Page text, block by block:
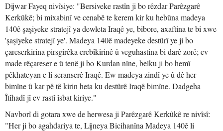
Dijwar Fayeq nivîsiye: "Bersiveke rastîn ji bo rêzdar Parêzgarê
Kerkûkê; bi mixabinî ve cenabê te kerem kir ku hebûna madeya
140ê şaşiyeke stratejî ya dewleta Iraqê ye, bibore, axaftina te bi xwe
'şaşiyeke stratejî ye'. Madeya 140ê madeyeke destûrî ye ji bo
çareserkirina pirsgirêka erebîkirinê û veguhastina bi darê zorê; ev
made rêçareser e û tenê ji bo Kurdan nîne, belku ji bo hemî
pêkhateyan e li seranserê Iraqê. Ew madeya zindî ye û dê her
bimîne û kar pê tê kirin heta ku destûrê Iraqê bimîne. Dadgeha
Îtîhadî jî ev rastî îsbat kiriye."
Navborî di gotara xwe de herwesa ji Parêzgarê Kerkûkê re nivîsî:
"Her ji bo agahdariya te, Lijneya Bicihanîna Madeya 140ê li